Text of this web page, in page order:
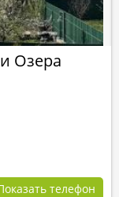
Озера
телефон